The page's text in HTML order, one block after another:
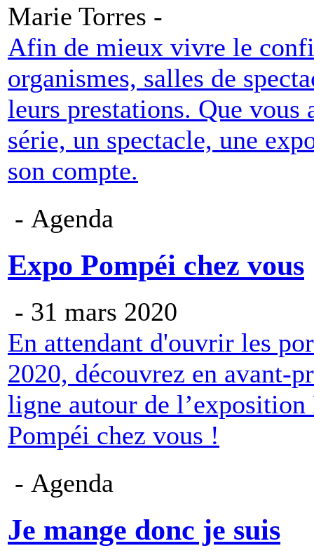
Marie Torres -
Afin de mieux vivre le
organismes, salles de
leurs prestations. Que
série, un spectacle, une
son compte.
- Agenda
Expo Pompéi chez vous
- 31 mars 2020
En attendant d'ouvrir les
2020, découvrez en avant-
ligne autour de
Pompéi chez vous !
- Agenda
Je mange donc je suis